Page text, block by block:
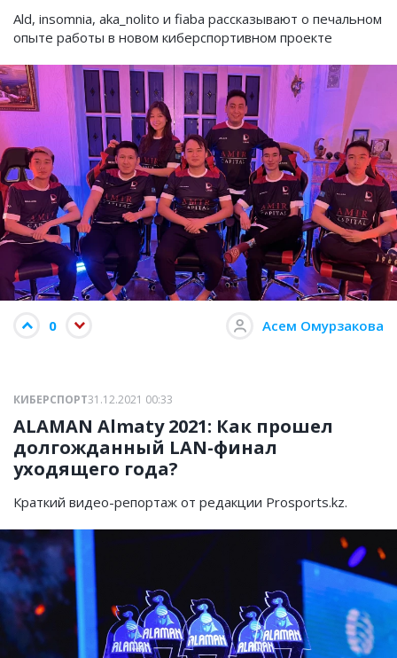
Ald, insomnia, aka_nolito и fiaba рассказывают о печальном
опыте работы в новом киберспортивном проекте
0 Асем Омурзакова
КИБЕРСПОРТ31.12.2021 00:33
ALAMAN Almaty 2021: Как прошел
долгожданный LAN-финал
уходящего года?
Краткий видео-репортаж от редакции Prosports.kz.